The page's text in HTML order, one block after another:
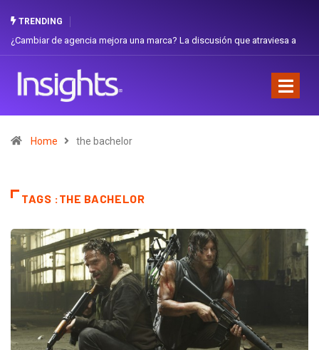
TRENDING
¿Cambiar de agencia mejora una marca? La discusión que atraviesa a
Home the bachelor
TAGS :THE BACHELOR